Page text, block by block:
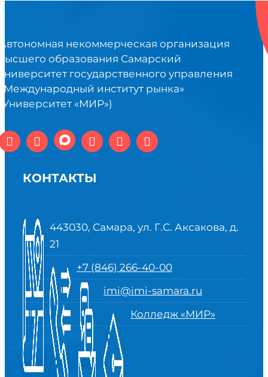
некоммерческая организация
образования Самарский
государственного управления
институт рынка»
«МИР»)
КОНТАКТЫ
443030, Самара, ул. Г.С. Аксакова, д.
21
+7 (846) 266-40-00
imi@imi-samara.ru
Колледж «МИР»